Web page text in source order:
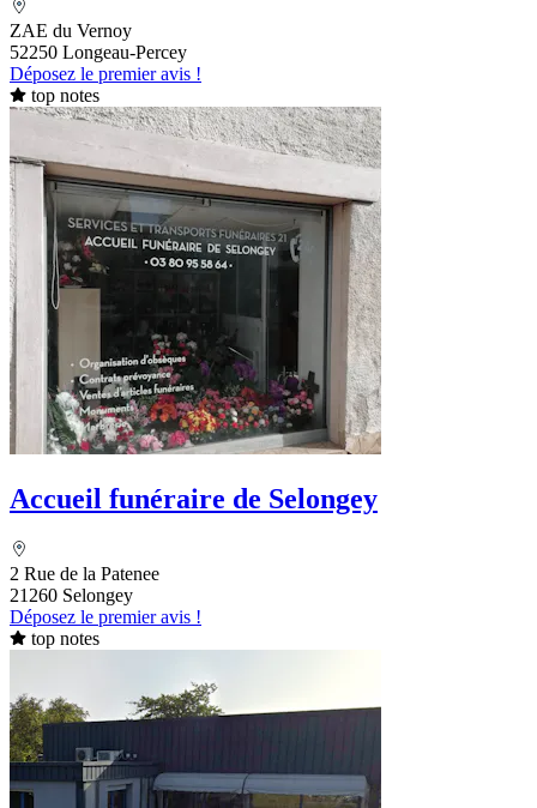
ZAE du Vernoy
52250 Longeau-Percey
Déposez le premier avis !
top notes
Accueil funéraire de Selongey
2 Rue de la Patenee
21260 Selongey
Déposez le premier avis !
top notes